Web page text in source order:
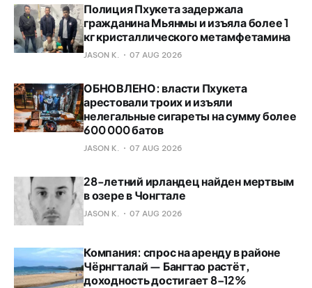
Полиция Пхукета задержала
гражданина Мьянмы и изъяла более 1
кг кристаллического метамфетамина
JASON K. 07 AUG 2026
ОБНОВЛЕНО: власти Пхукета
арестовали троих и изъяли
нелегальные сигареты на сумму более
600 000 батов
JASON K. 07 AUG 2026
28-летний ирландец найден мертвым
в озере в Чонгтале
JASON K. 07 AUG 2026
Компания: спрос на аренду в районе
Чёрнгталай — Бангтао растёт,
доходность достигает 8–12%